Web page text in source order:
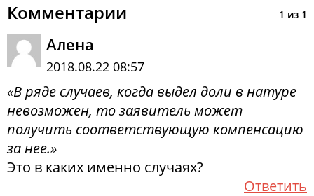
Комментарии 1 из 1
Алена
2018.08.22 08:57
«В ряде случаев, когда выдел доли в натуре
невозможен, то заявитель может
получить соответствующую компенсацию
за нее.»
Это в каких именно случаях?
Ответить